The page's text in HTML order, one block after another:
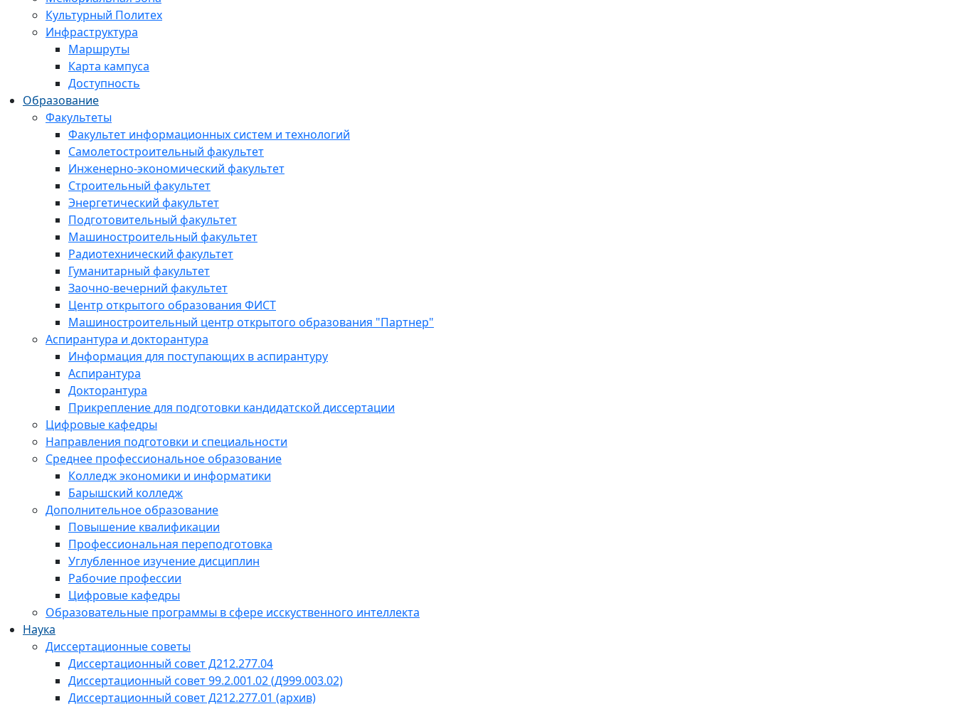
Культурный Политех
Инфраструктура
Маршруты
Карта кампуса
Доступность
Образование
Факультеты
Факультет информационных систем и технологий
Самолетостроительный факультет
Инженерно-экономический факультет
Строительный факультет
Энергетический факультет
Подготовительный факультет
Машиностроительный факультет
Радиотехнический факультет
Гуманитарный факультет
Заочно-вечерний факультет
Центр открытого образования ФИСТ
Машиностроительный центр открытого образования "Партнер"
Аспирантура и докторантура
Информация для поступающих в аспирантуру
Аспирантура
Докторантура
Прикрепление для подготовки кандидатской диссертации
Цифровые кафедры
Направления подготовки и специальности
Среднее профессиональное образование
Колледж экономики и информатики
Барышский колледж
Дополнительное образование
Повышение квалификации
Профессиональная переподготовка
Углубленное изучение дисциплин
Рабочие профессии
Цифровые кафедры
Образовательные программы в сфере исскуственного интеллекта
Наука
Диссертационные советы
Диссертационный совет Д212.277.04
Диссертационный совет 99.2.001.02 (Д999.003.02)
Диссертационный совет Д212.277.01 (архив)